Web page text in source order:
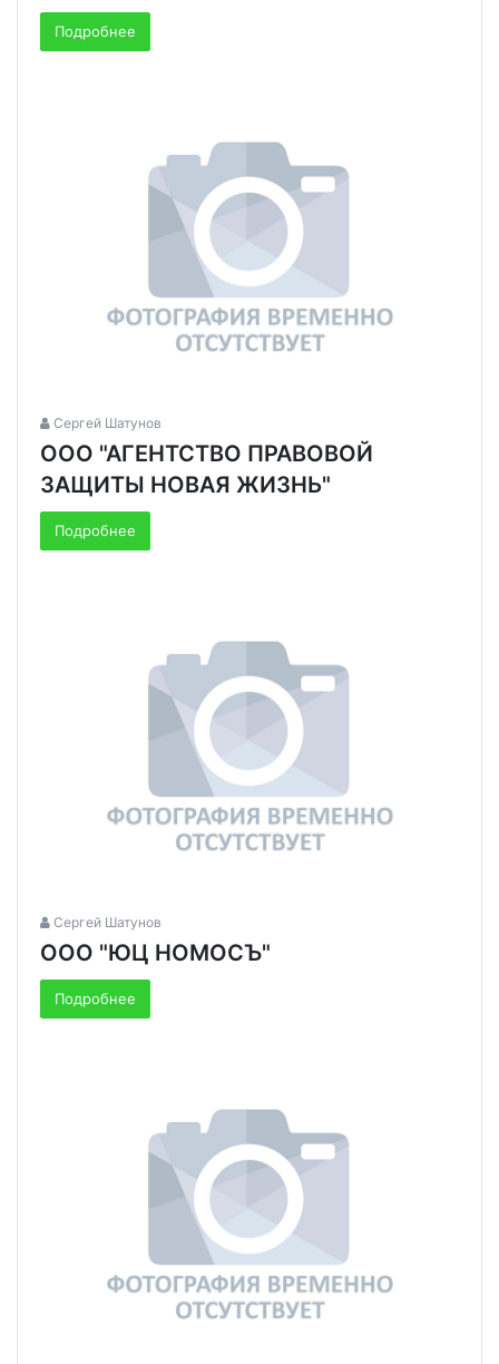
Подробнее
Сергей Шатунов
ООО "АГЕНТСТВО ПРАВОВОЙ
ЗАЩИТЫ НОВАЯ ЖИЗНЬ"
Подробнее
Сергей Шатунов
ООО "ЮЦ НОМОСЪ"
Подробнее